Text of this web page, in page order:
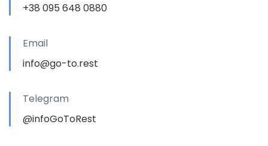
+38 095 648 0880
Email
info@go-to.rest
Telegram
@infoGoToRest